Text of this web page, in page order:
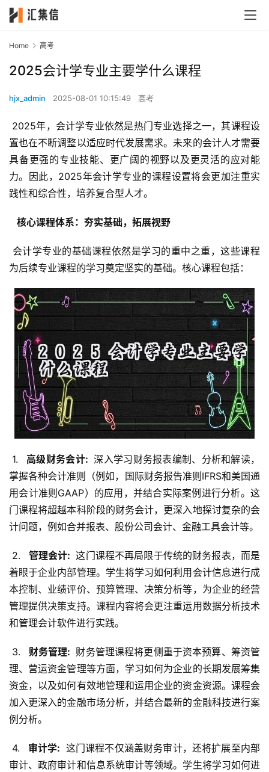
Home 高考
2025会计学专业主要学什么课程
hjx_admin 2025-08-01 10:15:49 高考
置也在不断调整以适应时代发展需求。未来的会计人才需要
具备更强的专业技能、更广阔的视野以及更灵活的应对能
力。因此，2025年会计学专业的课程设置将会更加注重实
践性和综合性，培养复合型人才。
  核心课程体系：夯实基础，拓展视野
为后续专业课程的学习奠定坚实的基础。核心课程包括：
1.
  高级财务会计:
深入学习财务报表编制、分析和解读，
掌握各种会计准则（例如，国际财务报告准则IFRS和美国通
用会计准则GAAP）的应用，并结合实际案例进行分析。这
门课程将超越本科阶段的财务会计，更深入地探讨复杂的会
计问题，例如合并报表、股份公司会计、金融工具会计等。
2.
  管理会计:
这门课程不再局限于传统的财务报表，而是
着眼于企业内部管理。学生将学习如何利用会计信息进行成
本控制、业绩评价、预算管理、决策分析等，为企业的经营
管理提供决策支持。课程内容将会更注重运用数据分析技术
和管理会计软件进行实践。
3.
  财务管理:
财务管理课程将更侧重于资本预算、筹资管
理、营运资金管理等方面，学习如何为企业的长期发展筹集
资金，以及如何有效地管理和运用企业的资金资源。课程会
加入更深入的金融市场分析，并结合最新的金融科技进行案
例分析。
4.
  审计学:
这门课程不仅涵盖财务审计，还将扩展至内部
审计、政府审计和信息系统审计等领域。学生将学习如何进